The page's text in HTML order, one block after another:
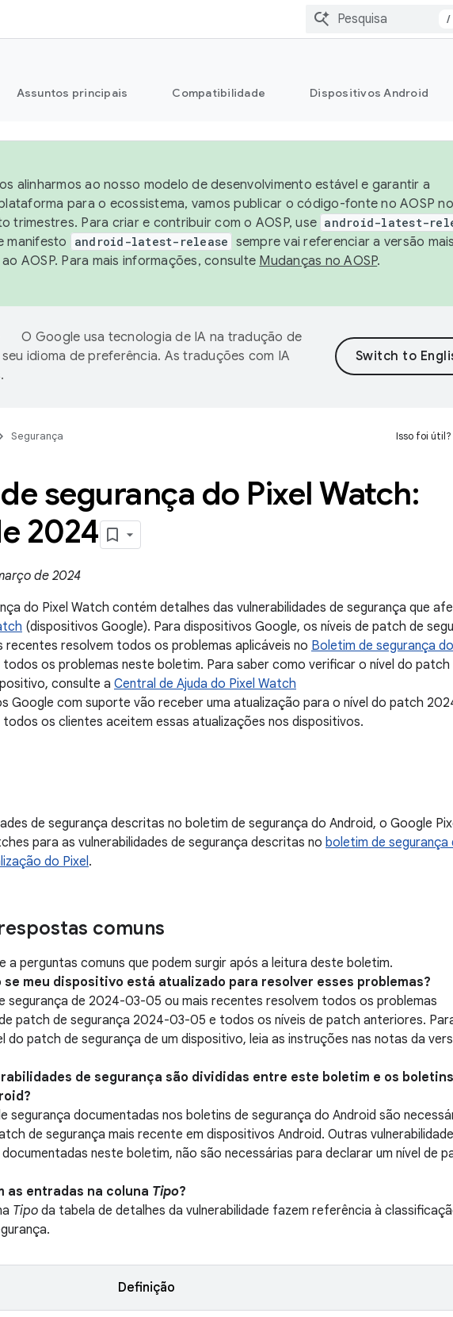
/
Assuntos principais Compatibilidade Dispositivos Android
alinharmos ao nosso modelo de desenvolvimento estável e garantir a
para o ecossistema, vamos publicar o código-fonte no AOSP no
trimestres. Para criar e contribuir com o AOSP, use android-latest-
manifesto
android-latest-release sempre vai referenciar a versão mais
AOSP. Para mais informações, consulte Mudanças no AOSP.
O Google usa tecnologia de IA na tradução de
idioma de preferência. As traduções com IA
Segurança Isso foi útil?
segurança do Pixel Watch:
2024
de 2024
do Pixel Watch contém detalhes das vulnerabilidades de segurança que
(dispositivos Google). Para dispositivos Google, os níveis de patch de
resolvem todos os problemas aplicáveis no Boletim de segurança
os problemas neste boletim. Para saber como verificar o nível do patch
consulte a Central de Ajuda do Pixel Watch
Google com suporte vão receber uma atualização para o nível do patch
todos os clientes aceitem essas atualizações nos dispositivos.
de segurança descritas no boletim de segurança do Android, o Google
para as vulnerabilidades de segurança descritas no boletim de segurança
do Pixel.
comuns
a perguntas comuns que podem surgir após a leitura deste boletim.
se meu dispositivo está atualizado para resolver esses problemas?
segurança de 2024-03-05 ou mais recentes resolvem todos os problemas
patch de segurança 2024-03-05 e todos os níveis de patch anteriores.
do patch de segurança de um dispositivo, leia as instruções nas notas da
de segurança são divididas entre este boletim e os
segurança documentadas nos boletins de segurança do Android são
de segurança mais recente em dispositivos Android. Outras
neste boletim, não são necessárias para declarar um nível de
as entradas na coluna Tipo?
Tipo da tabela de detalhes da vulnerabilidade fazem referência à
Definição